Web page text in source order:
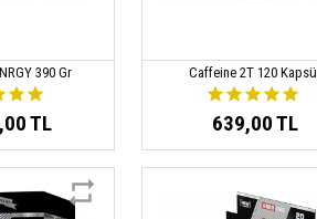
390 Gr
TL
Caffeine 2T 120 Kapsül
639,00 TL